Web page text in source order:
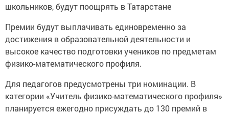
школьников, будут поощрять в Татарстане
Премии будут выплачивать единовременно за
достижения в образовательной деятельности и
высокое качество подготовки учеников по предметам
физико-математического профиля.
Для педагогов предусмотрены три номинации. В
категории «Учитель физико-математического профиля»
планируется ежегодно присуждать до 130 премий в